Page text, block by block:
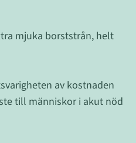
mjuka borststrån, helt
av kostnaden
till människor i akut nöd